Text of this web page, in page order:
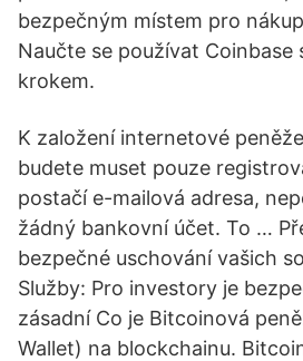
bezpečným místem pro
Naučte se používat Coinbase
krokem.
K založení internetové
budete muset pouze
postačí e-mailová adresa,
žádný bankovní účet. To …
bezpečné uschování vašich
Služby: Pro investory je
zásadní Co je Bitcoinová
Wallet) na blockchainu.